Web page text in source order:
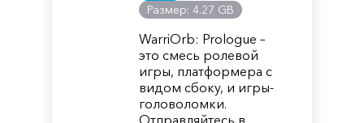
Размер: 4.27 GB
WarriOrb: Prologue –
это смесь ролевой
игры, платформера с
видом сбоку, и игры-
головоломки.
Отправляйтесь в